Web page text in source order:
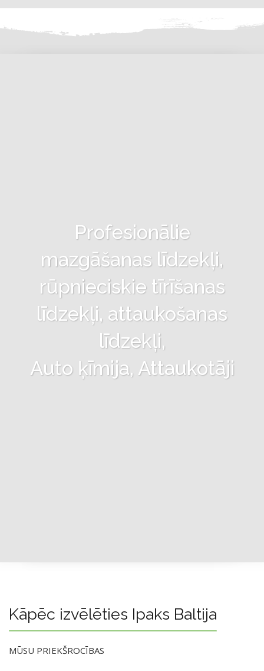
Profesionālie
mazgāšanas līdzekļi,
rūpnieciskie tīrīšanas
līdzekļi, attaukošanas
līdzekļi,
Auto ķīmija, Attaukotāji
Kāpēc izvēlēties Ipaks Baltija
MŪSU PRIEKŠROCĪBAS